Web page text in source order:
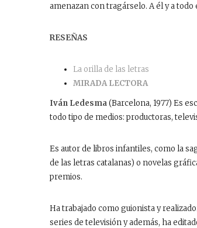
amenazan con tragárselo. A él y a todo
RESEÑAS
La orilla de las letras
MIRADA LECTORA
Iván Ledesma(Barcelona, 1977) Es
todo tipo de medios: productoras,
Es autor de libros infantiles, como la
de las letras catalanas) o novelas
premios.
Ha trabajado como guionista y
series de televisión y además, ha